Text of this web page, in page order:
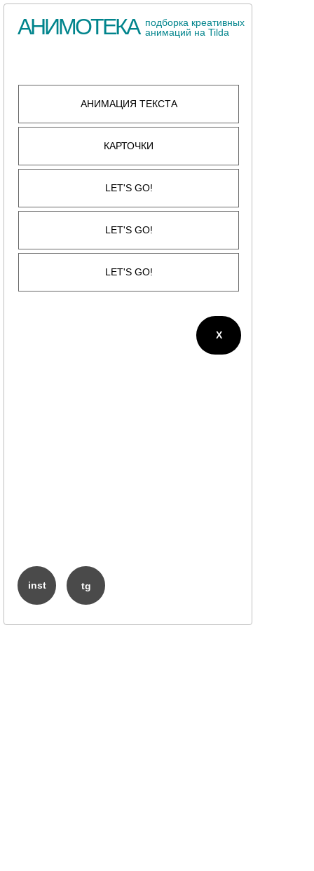
inst tg
АНИМОТЕКА
подборка креативных
анимаций на Tilda
АНИМАЦИЯ ТЕКСТА
КАРТОЧКИ
LET'S GO!
LET'S GO!
LET'S GO!
X